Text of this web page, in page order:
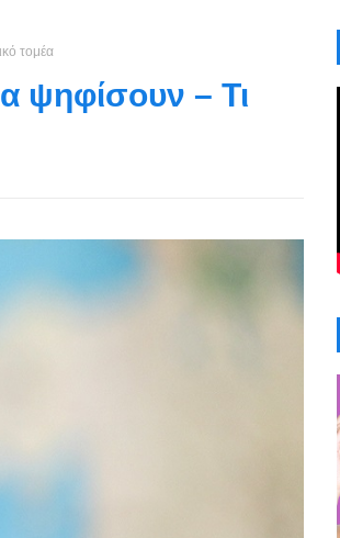
τομέα
ψηφίσουν – Τι